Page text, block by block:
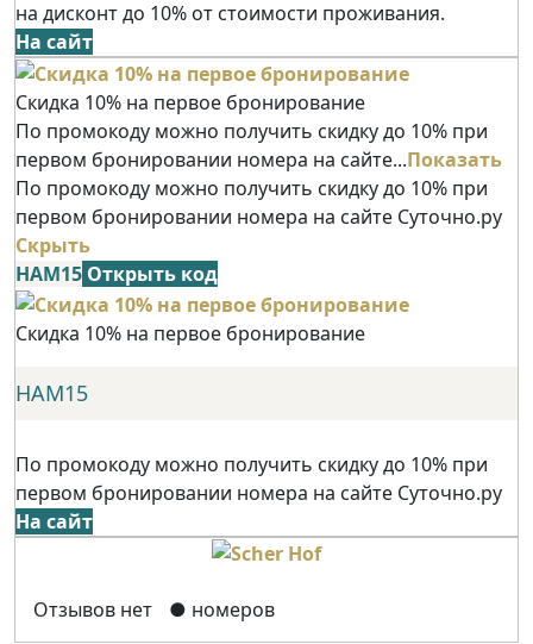
на дисконт до 10% от стоимости проживания.
На сайт
Скидка 10% на первое бронирование
По промокоду можно получить скидку до 10% при
первом бронировании номера на сайте...Показать
По промокоду можно получить скидку до 10% при
первом бронировании номера на сайте Суточно.ру
Скрыть
НАМ15 Открыть код
Скидка 10% на первое бронирование
НАМ15
По промокоду можно получить скидку до 10% при
первом бронировании номера на сайте Суточно.ру
На сайт
Отзывов нет ● номеров